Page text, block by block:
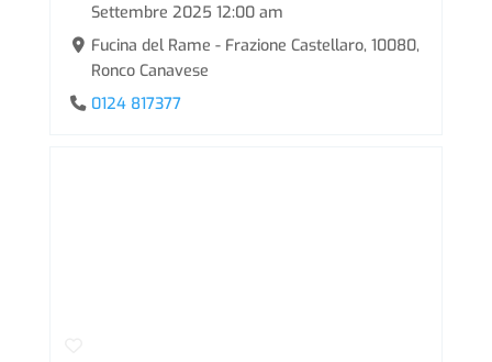
Settembre 2025 12:00 am
Fucina del Rame - Frazione Castellaro, 10080,
Ronco Canavese
0124 817377